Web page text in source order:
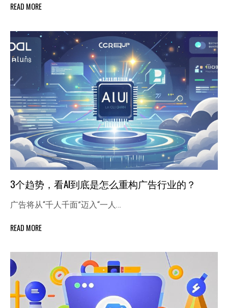
READ MORE
3个趋势，看AI到底是怎么重构广告行业的？
广告将从“千人千面”迈入“一人…
READ MORE